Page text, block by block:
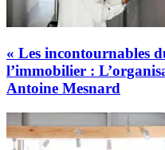
« Les incontournables
l’immobilier :
Antoine Mesnard